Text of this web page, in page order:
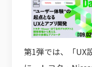
第1弾では、「UX